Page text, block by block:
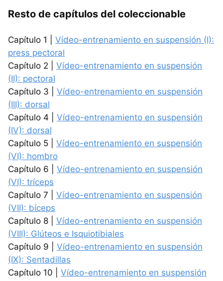
Resto de capítulos del coleccionable
Capítulo 1 | Vídeo-entrenamiento en suspensión (I):
press pectoral
Capítulo 2 | Vídeo-entrenamiento en suspensión
(II): pectoral
Capítulo 3 | Vídeo-entrenamiento en suspensión
(III): dorsal
Capítulo 4 | Vídeo-entrenamiento en suspensión
(IV): dorsal
Capítulo 5 | Vídeo-entrenamiento en suspensión
(VI): hombro
Capítulo 6 | Vídeo-entrenamiento en suspensión
(VI): tríceps
Capítulo 7 | Vídeo-entrenamiento en suspensión
(VII): bíceps
Capítulo 8 | Vídeo-entrenamiento en suspensión
(VIII): Glúteos e Isquiotibiales
Capítulo 9 | Vídeo-entrenamiento en suspensión
(IX): Sentadillas
Capítulo 10 | Vídeo-entrenamiento en suspensión